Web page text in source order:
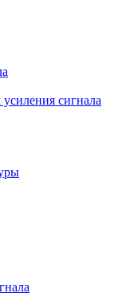
сигнала